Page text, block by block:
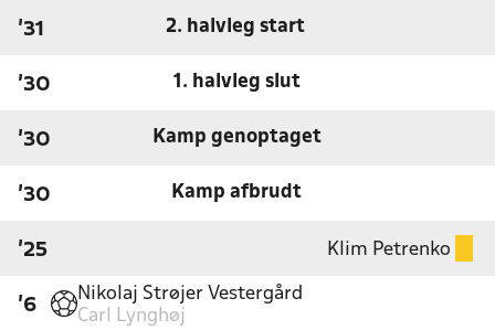
'31 2. halvleg start
'30 1. halvleg slut
'30 Kamp genoptaget
'30 Kamp afbrudt
'25 Klim Petrenko
'6
Nikolaj Strøjer Vestergård
Carl Lynghøj